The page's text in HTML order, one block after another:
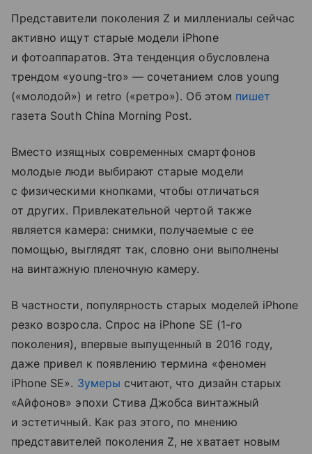
Представители поколения Z и миллениалы сейчас
активно ищут старые модели iPhone
и фотоаппаратов. Эта тенденция обусловлена
трендом «young-tro» — сочетанием слов young
(«молодой») и retro («ретро»). Об этом пишет
газета South China Morning Post.
Вместо изящных современных смартфонов
молодые люди выбирают старые модели
с физическими кнопками, чтобы отличаться
от других. Привлекательной чертой также
является камера: снимки, получаемые с ее
помощью, выглядят так, словно они выполнены
на винтажную пленочную камеру.
В частности, популярность старых моделей iPhone
резко возросла. Спрос на iPhone SE (1-го
поколения), впервые выпущенный в 2016 году,
даже привел к появлению термина «феномен
iPhone SE». Зумеры считают, что дизайн старых
«Айфонов» эпохи Стива Джобса винтажный
и эстетичный. Как раз этого, по мнению
представителей поколения Z, не хватает новым